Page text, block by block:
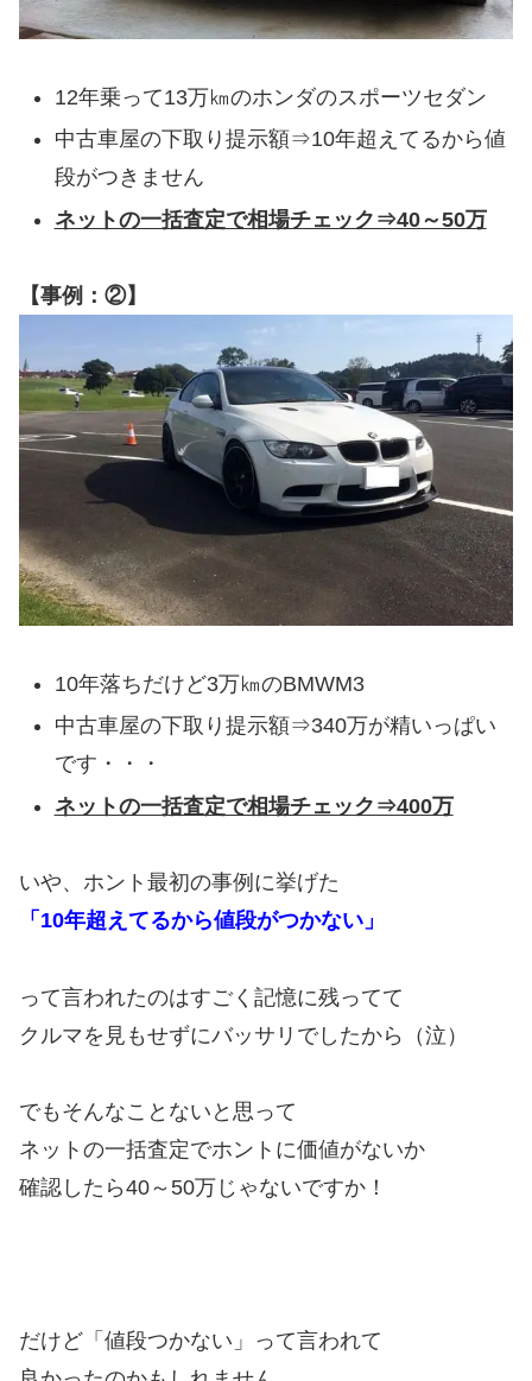
12年乗って13万㎞のホンダのスポーツセダン
中古車屋の下取り提示額⇒10年超えてるから値
段がつきません
ネットの一括査定で相場チェック⇒40～50万
【事例：②】
10年落ちだけど3万㎞のBMWM3
中古車屋の下取り提示額⇒340万が精いっぱい
です・・・
ネットの一括査定で相場チェック⇒400万
いや、ホント最初の事例に挙げた
「10年超えてるから値段がつかない」
って言われたのはすごく記憶に残ってて
クルマを見もせずにバッサリでしたから（泣）
でもそんなことないと思って
ネットの一括査定でホントに価値がないか
確認したら40～50万じゃないですか！
だけど「値段つかない」って言われて